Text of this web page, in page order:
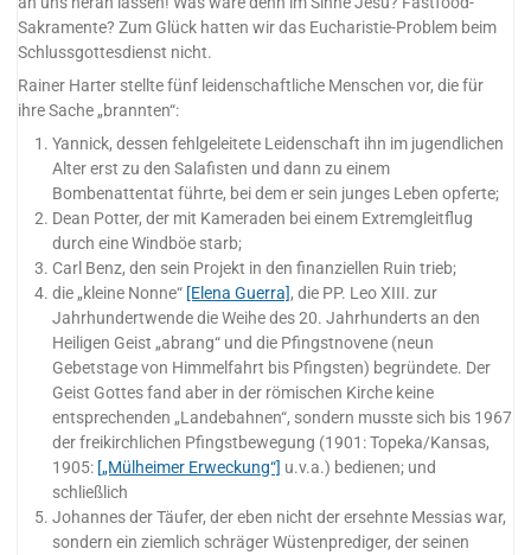
Sakramente? Zum Glück hatten wir das Eucharistie-Problem beim
Schlussgottesdienst nicht.
Rainer Harter stellte fünf leidenschaftliche Menschen vor, die für
ihre Sache „brannten“:
Yannick, dessen fehlgeleitete Leidenschaft ihn im jugendlichen
Alter erst zu den Salafisten und dann zu einem
Bombenattentat führte, bei dem er sein junges Leben opferte;
Dean Potter, der mit Kameraden bei einem Extremgleitflug
durch eine Windböe starb;
Carl Benz, den sein Projekt in den finanziellen Ruin trieb;
die „kleine Nonne“ [Elena Guerra], die PP. Leo XIII. zur
Jahrhundertwende die Weihe des 20. Jahrhunderts an den
Heiligen Geist „abrang“ und die Pfingstnovene (neun
Gebetstage von Himmelfahrt bis Pfingsten) begründete. Der
Geist Gottes fand aber in der römischen Kirche keine
entsprechenden „Landebahnen“, sondern musste sich bis 1967
der freikirchlichen Pfingstbewegung (1901: Topeka/Kansas,
1905: [„Mülheimer Erweckung“] u.v.a.) bedienen; und
schließlich
Johannes der Täufer, der eben nicht der ersehnte Messias war,
sondern ein ziemlich schräger Wüstenprediger, der seinen